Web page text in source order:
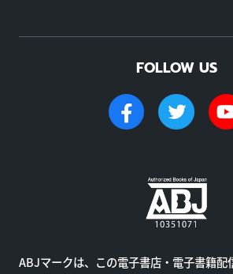
FOLLOW US
ABJマークは、この電子書店・電子書籍配